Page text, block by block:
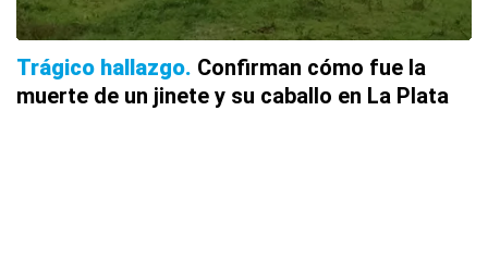
Trágico hallazgo Confirman cómo fue la
muerte de un jinete y su caballo en La Plata